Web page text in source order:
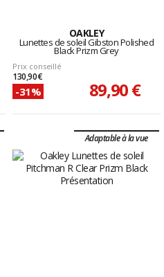
OAKLEY
Lunettes de soleil Gibston Polished
Black Prizm Grey
Prix conseillé
130,90 €
-31% 89,90 €
Adaptable à la vue